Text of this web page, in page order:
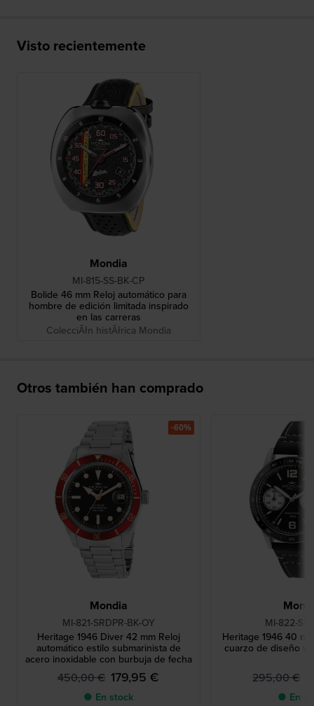
Visto recientemente
Mondia
MI-815-SS-BK-CP
Bolide 46 mm Reloj automático para
hombre de edición limitada inspirado
en las carreras
ColecciĂłn histĂłrica Mondia
Otros también han comprado
Mondia
MI-821-SRDPR-BK-OY
Heritage 1946 Diver 42 mm Reloj
automático estilo submarinista de
acero inoxidable con burbuja de fecha
450,00 € 179,95 €
● En stock
-60%
MI-822-
Heritage 1946 40
cuarzo de diseño
295,00 €
● En